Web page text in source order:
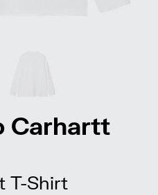
Carhartt
T-Shirt